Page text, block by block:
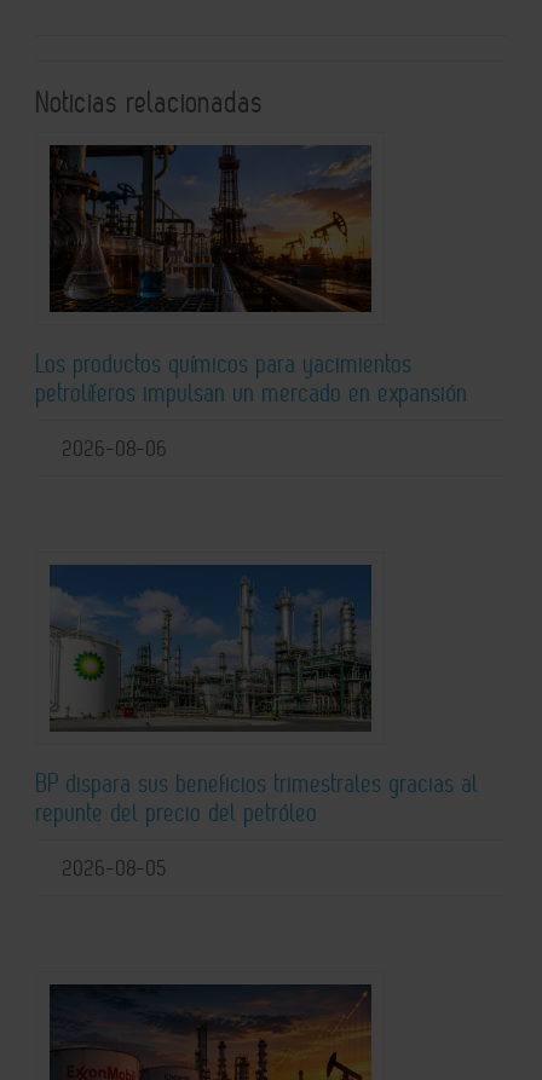
Noticias relacionadas
Los productos químicos para yacimientos
petrolíferos impulsan un mercado en expansión
2026-08-06
BP dispara sus beneficios trimestrales gracias al
repunte del precio del petróleo
2026-08-05